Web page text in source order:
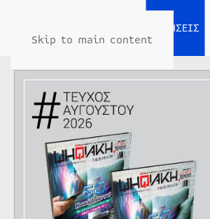
Skip to main content
ΕΙΔΗΣΕΙΣ